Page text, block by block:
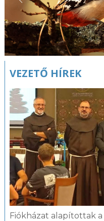
VEZETŐ HÍREK
Fiókházat alapítottak